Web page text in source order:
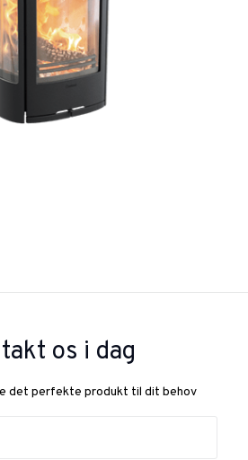
os i dag
det perfekte produkt til dit behov